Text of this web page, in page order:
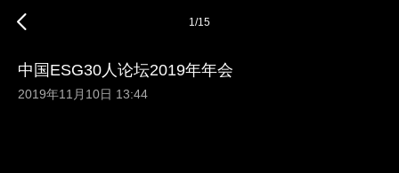
1/15
中国ESG30人论坛2019年年会
2019年11月10日 13:44